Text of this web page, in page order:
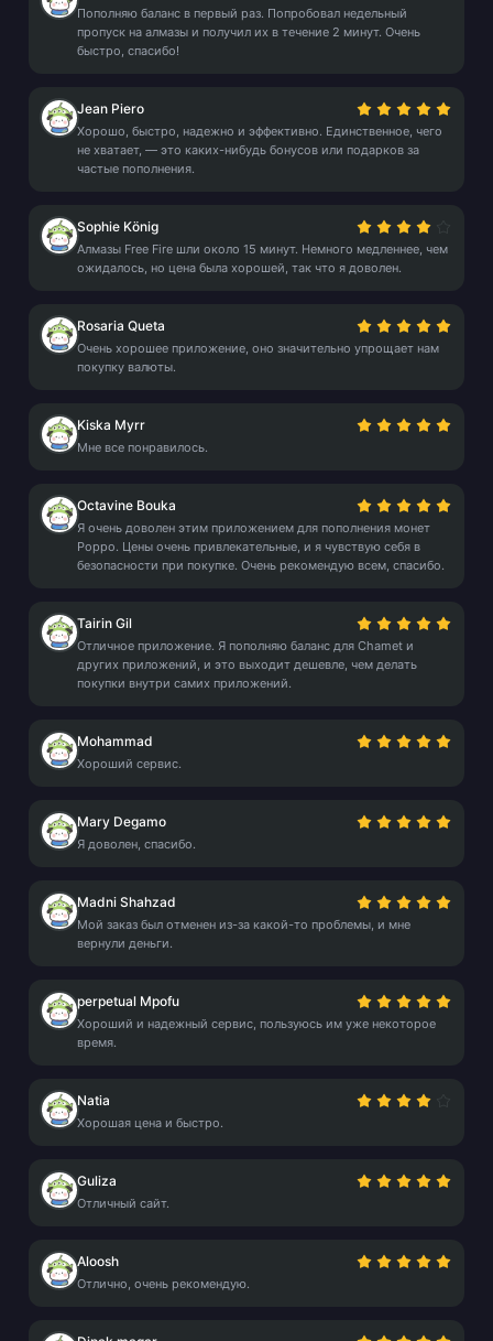
Пополняю баланс в первый раз. Попробовал недельный
пропуск на алмазы и получил их в течение 2 минут. Очень
быстро, спасибо!
Jean Piero
Хорошо, быстро, надежно и эффективно. Единственное, чего
не хватает, — это каких-нибудь бонусов или подарков за
частые пополнения.
Sophie König
Алмазы Free Fire шли около 15 минут. Немного медленнее, чем
ожидалось, но цена была хорошей, так что я доволен.
Rosaria Queta
Очень хорошее приложение, оно значительно упрощает нам
покупку валюты.
Kiska Myrr
Мне все понравилось.
Octavine Bouka
Я очень доволен этим приложением для пополнения монет
Poppo. Цены очень привлекательные, и я чувствую себя в
безопасности при покупке. Очень рекомендую всем, спасибо.
Tairin Gil
Отличное приложение. Я пополняю баланс для Chamet и
других приложений, и это выходит дешевле, чем делать
покупки внутри самих приложений.
Mohammad
Хороший сервис.
Mary Degamo
Я доволен, спасибо.
Madni Shahzad
Мой заказ был отменен из-за какой-то проблемы, и мне
вернули деньги.
perpetual Mpofu
Хороший и надежный сервис, пользуюсь им уже некоторое
время.
Natia
Хорошая цена и быстро.
Guliza
Отличный сайт.
Aloosh
Отлично, очень рекомендую.